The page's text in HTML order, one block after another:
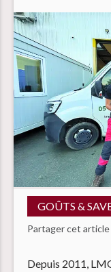
GOÛTS &
Partager cet article
Depuis 2011,